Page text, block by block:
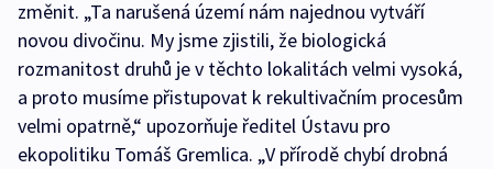
změnit. „Ta narušená území nám najednou vytváří
novou divočinu. My jsme zjistili, že biologická
rozmanitost druhů je v těchto lokalitách velmi vysoká,
a proto musíme přistupovat k rekultivačním procesům
velmi opatrně,“ upozorňuje ředitel Ústavu pro
ekopolitiku Tomáš Gremlica. „V přírodě chybí drobná